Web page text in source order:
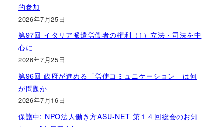
的参加
2026年7月25日
第97回 イタリア派遣労働者の権利（1）立法・司法を中
心に
2026年7月25日
第96回 政府が進める「労使コミュニケーション」は何
が問題か
2026年7月16日
保護中: NPO法人働き方ASU-NET 第１４回総会のお知